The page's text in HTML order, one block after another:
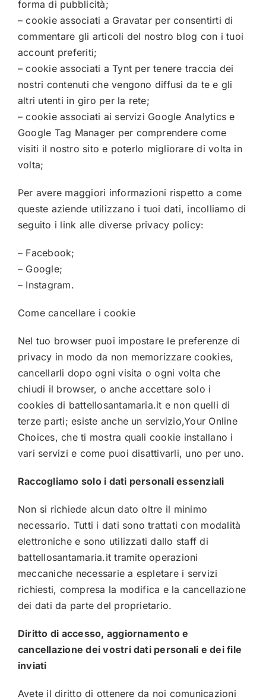
forma di pubblicità;
– cookie associati a Gravatar per consentirti di
commentare gli articoli del nostro blog con i tuoi
account preferiti;
– cookie associati a Tynt per tenere traccia dei
nostri contenuti che vengono diffusi da te e gli
altri utenti in giro per la rete;
– cookie associati ai servizi Google Analytics e
Google Tag Manager per comprendere come
visiti il nostro sito e poterlo migliorare di volta in
volta;
Per avere maggiori informazioni rispetto a come
queste aziende utilizzano i tuoi dati, incolliamo di
seguito i link alle diverse privacy policy:
– Facebook;
– Google;
– Instagram.
Come cancellare i cookie
Nel tuo browser puoi impostare le preferenze di
privacy in modo da non memorizzare cookies,
cancellarli dopo ogni visita o ogni volta che
chiudi il browser, o anche accettare solo i
cookies di battellosantamaria.it e non quelli di
terze parti; esiste anche un servizio,Your Online
Choices, che ti mostra quali cookie installano i
vari servizi e come puoi disattivarli, uno per uno.
Raccogliamo solo i dati personali essenziali
Non si richiede alcun dato oltre il minimo
necessario. Tutti i dati sono trattati con modalità
elettroniche e sono utilizzati dallo staff di
battellosantamaria.it tramite operazioni
meccaniche necessarie a espletare i servizi
richiesti, compresa la modifica e la cancellazione
dei dati da parte del proprietario.
Diritto di accesso, aggiornamento e
cancellazione dei vostri dati personali e dei file
inviati
Avete il diritto di ottenere da noi comunicazioni